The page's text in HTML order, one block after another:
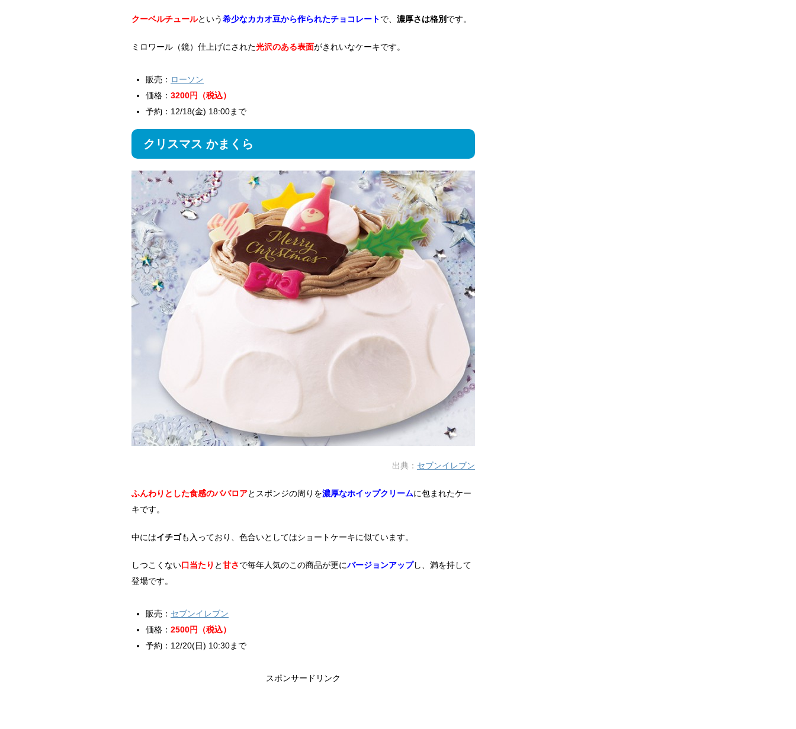
クーベルチュールという希少なカカオ豆から作られたチョコレートで、 濃厚さは格別 です。
ミロワール（鏡）仕上げにされた光沢のある表面がきれいなケーキです。
販売： ローソン
価格： 3200円（税込）
予約：12/18(金) 18:00まで
クリスマス かまくら
出典： セブンイレブン
ふんわりとした食感のババロアとスポンジの周りを濃厚なホイップクリームに包まれたケー
キです。
中にはイチゴも入っており、色合いとしてはショートケーキに似ています。
しつこくない口当たり と甘さで毎年人気のこの商品が更にバージョンアップし、満を持して
登場です。
販売： セブンイレブン
価格： 2500円（税込）
予約：12/20(日) 10:30まで
スポンサードリンク